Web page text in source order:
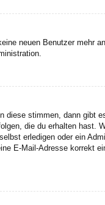
neuen Benutzer mehr
diese stimmen, dann gibt
die du erhalten
erledigen oder ein
E-Mail-Adresse korrekt